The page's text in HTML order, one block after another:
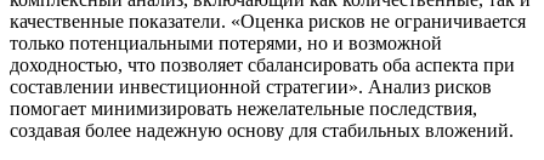
качественные показатели. «Оценка рисков не ограничивается
только потенциальными потерями, но и возможной
доходностью, что позволяет сбалансировать оба аспекта при
составлении инвестиционной стратегии». Анализ рисков
помогает минимизировать нежелательные последствия,
создавая более надежную основу для стабильных вложений.